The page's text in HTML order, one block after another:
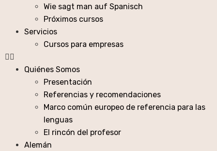
Wie sagt man auf Spanisch
Próximos cursos
Servicios
Cursos para empresas
Quiénes Somos
Presentación
Referencias y recomendaciones
Marco común europeo de referencia para las
lenguas
El rincón del profesor
Alemán